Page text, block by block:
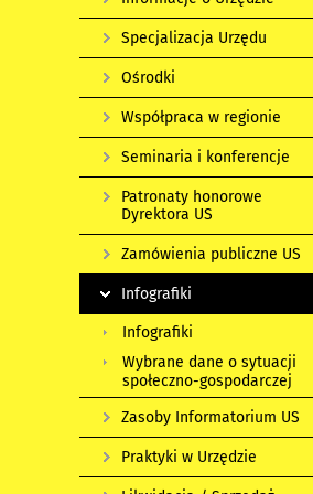
Specjalizacja Urzędu
Ośrodki
Współpraca w regionie
Seminaria i konferencje
Patronaty honorowe
Dyrektora US
Zamówienia publiczne US
Infografiki
Infografiki
Wybrane dane o sytuacji
społeczno-gospodarczej
Zasoby Informatorium US
Praktyki w Urzędzie